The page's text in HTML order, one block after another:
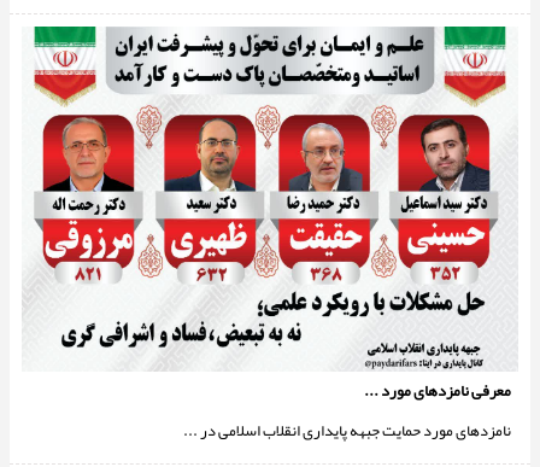
معرفی نامزدهای مورد ...
نامزدهای مورد حمایت جبهه پایداری انقلاب اسلامی در ...